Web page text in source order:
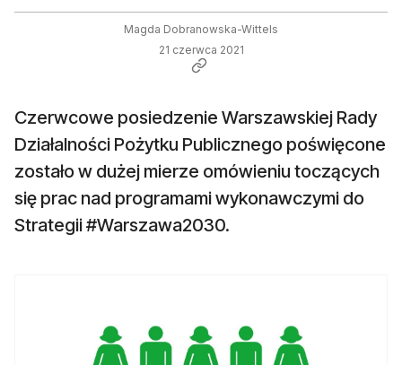
Magda Dobranowska-Wittels
21 czerwca 2021
Czerwcowe posiedzenie Warszawskiej Rady
Działalności Pożytku Publicznego poświęcone
zostało w dużej mierze omówieniu toczących
się prac nad programami wykonawczymi do
Strategii #Warszawa2030.